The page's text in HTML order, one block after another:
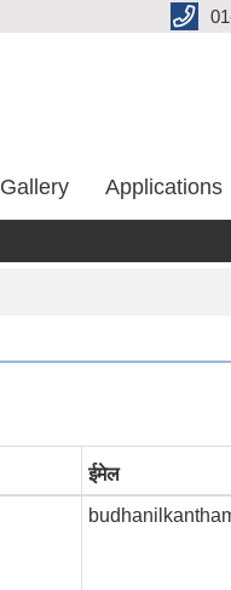
Gallery Applications
ईमेल